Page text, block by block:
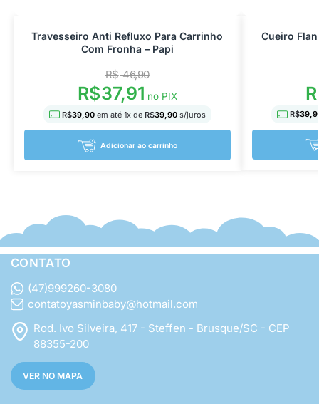
Travesseiro Anti Refluxo Para Carrinho
Com Fronha – Papi
R$46,90
R$37,91 no PIX
R$39,90 em até 1x de R$39,90s/juros
Adicionar ao carrinho
Cueiro
R$
CONTATO
(47)999260-3080
contatoyasminbaby@hotmail.com
Rod. Ivo Silveira, 417 - Steffen - Brusque/SC - CEP
88355-200
VER NO MAPA